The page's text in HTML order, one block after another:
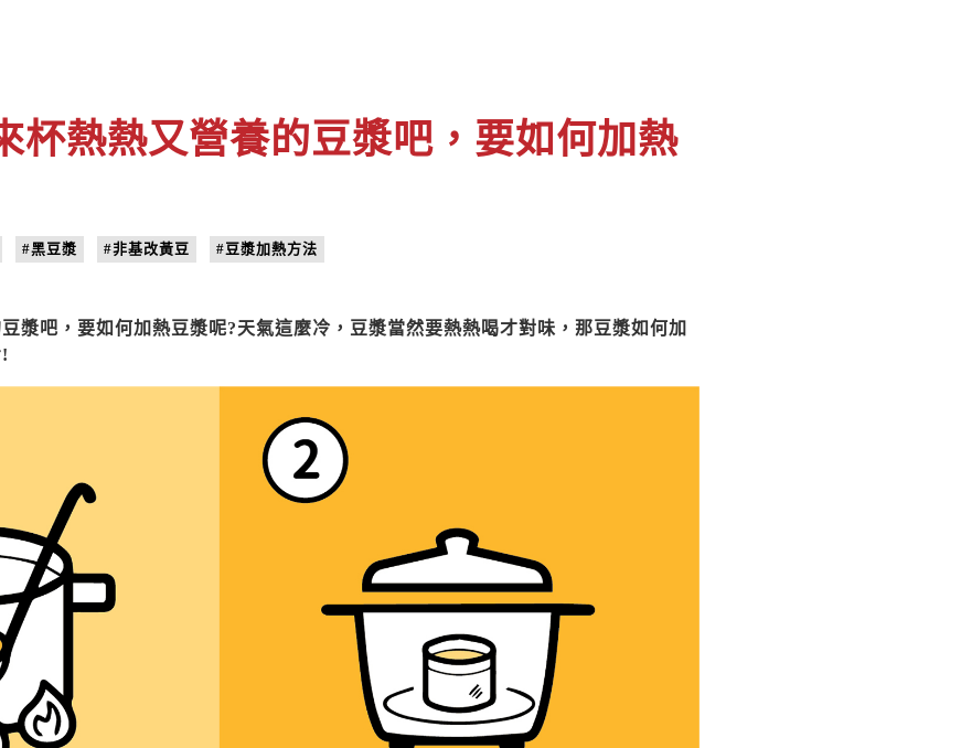
杯熱熱又營養的豆漿吧，要如何加熱
#黑豆漿 #非基改黃豆 #豆漿加熱方法
漿吧，要如何加熱豆漿呢?天氣這麼冷，豆漿當然要熱熱喝才對味，那豆漿如何加